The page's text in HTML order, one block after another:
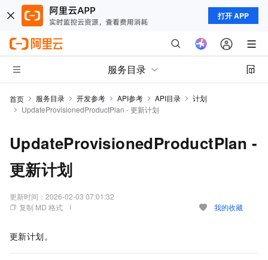
打开 APP
服务目录
首页 服务目录 开发参考 API参考 API目录
计划
UpdateProvisionedProductPlan - 更新计划
UpdateProvisionedProductPlan -
更新计划
更新时间： 2026-02-03 07:01:32
复制 MD 格式
我的收藏
更新计划。